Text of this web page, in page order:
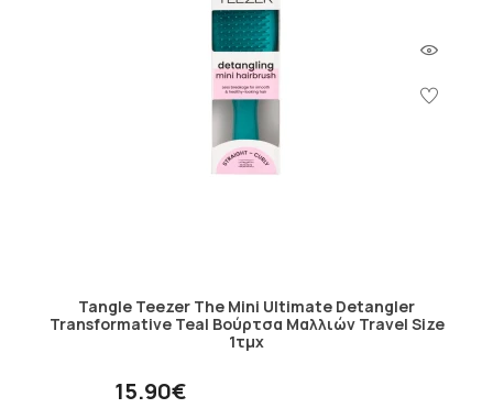
Tangle Teezer The Mini Ultimate Detangler
Transformative Teal Βούρτσα Μαλλιών Travel Size
1τμχ
15.90€